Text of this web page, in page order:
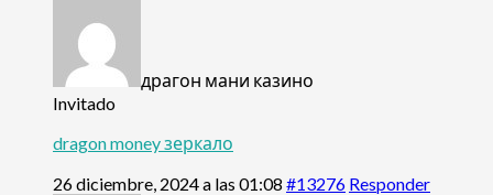
драгон мани казино
Invitado
dragon money зеркало
26 diciembre, 2024 a las 01:08 #13276 Responder